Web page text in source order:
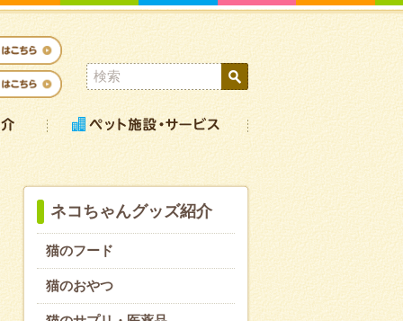
ネコちゃんグッズ紹介
猫のフード
猫のおやつ